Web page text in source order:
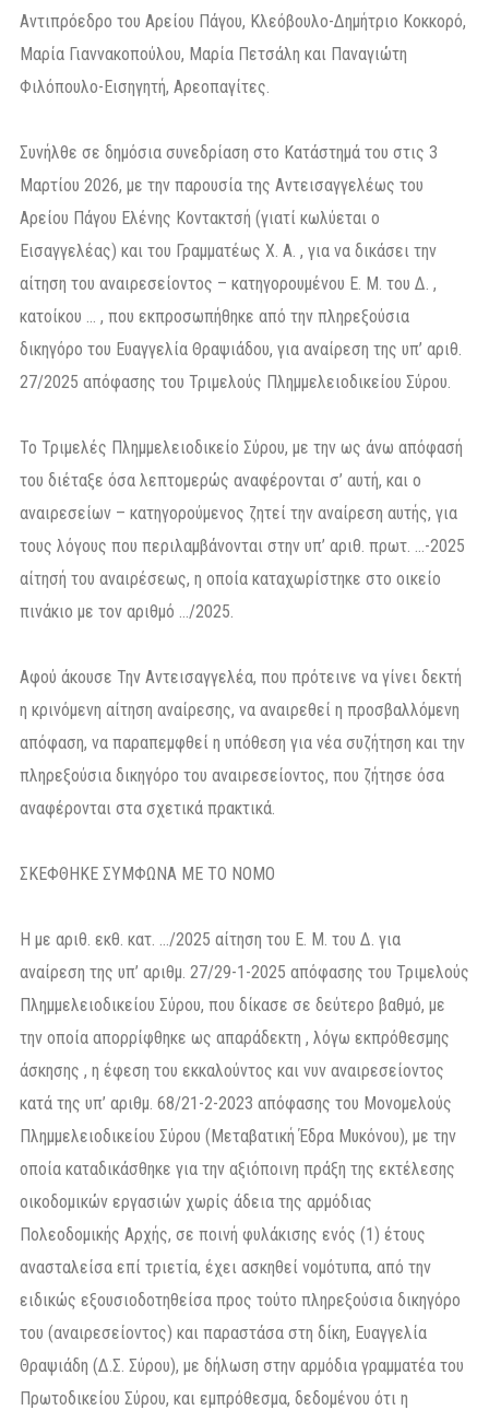
Αντιπρόεδρο του Αρείου Πάγου, Κλεόβουλο-Δημήτριο Κοκκορό,
Μαρία Γιαννακοπούλου, Μαρία Πετσάλη και Παναγιώτη
Φιλόπουλο-Εισηγητή, Αρεοπαγίτες.
Συνήλθε σε δημόσια συνεδρίαση στο Κατάστημά του στις 3
Μαρτίου 2026, με την παρουσία της Αντεισαγγελέως του
Αρείου Πάγου Ελένης Κοντακτσή (γιατί κωλύεται ο
Εισαγγελέας) και του Γραμματέως Χ. Α. , για να δικάσει την
αίτηση του αναιρεσείοντος – κατηγορουμένου Ε. Μ. του Δ. ,
κατοίκου … , που εκπροσωπήθηκε από την πληρεξούσια
δικηγόρο του Ευαγγελία Θραψιάδου, για αναίρεση της υπ’ αριθ.
27/2025 απόφασης του Τριμελούς Πλημμελειοδικείου Σύρου.
Το Τριμελές Πλημμελειοδικείο Σύρου, με την ως άνω απόφασή
του διέταξε όσα λεπτομερώς αναφέρονται σ’ αυτή, και o
αναιρεσείων – κατηγορούμενος ζητεί την αναίρεση αυτής, για
τους λόγους που περιλαμβάνονται στην υπ’ αριθ. πρωτ. …-2025
αίτησή του αναιρέσεως, η οποία καταχωρίστηκε στο οικείο
πινάκιο με τον αριθμό …/2025.
Αφού άκουσε Την Αντεισαγγελέα, που πρότεινε να γίνει δεκτή
η κρινόμενη αίτηση αναίρεσης, να αναιρεθεί η προσβαλλόμενη
απόφαση, να παραπεμφθεί η υπόθεση για νέα συζήτηση και την
πληρεξούσια δικηγόρο του αναιρεσείοντος, που ζήτησε όσα
αναφέρονται στα σχετικά πρακτικά.
ΣΚΕΦΘΗΚΕ ΣΥΜΦΩΝΑ ΜΕ ΤΟ ΝΟΜΟ
Η με αριθ. εκθ. κατ. …/2025 αίτηση του Ε. Μ. του Δ. για
αναίρεση της υπ’ αριθμ. 27/29-1-2025 απόφασης του Τριμελούς
Πλημμελειοδικείου Σύρου, που δίκασε σε δεύτερο βαθμό, με
την οποία απορρίφθηκε ως απαράδεκτη , λόγω εκπρόθεσμης
άσκησης , η έφεση του εκκαλούντος και νυν αναιρεσείοντος
κατά της υπ’ αριθμ. 68/21-2-2023 απόφασης του Μονομελούς
Πλημμελειοδικείου Σύρου (Μεταβατική Έδρα Μυκόνου), με την
οποία καταδικάσθηκε για την αξιόποινη πράξη της εκτέλεσης
οικοδομικών εργασιών χωρίς άδεια της αρμόδιας
Πολεοδομικής Αρχής, σε ποινή φυλάκισης ενός (1) έτους
ανασταλείσα επί τριετία, έχει ασκηθεί νομότυπα, από την
ειδικώς εξουσιοδοτηθείσα προς τούτο πληρεξούσια δικηγόρο
του (αναιρεσείοντος) και παραστάσα στη δίκη, Ευαγγελία
Θραψιάδη (Δ.Σ. Σύρου), με δήλωση στην αρμόδια γραμματέα του
Πρωτοδικείου Σύρου, και εμπρόθεσμα, δεδομένου ότι η